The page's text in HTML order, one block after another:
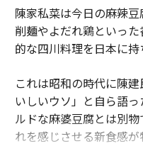
陳家私菜は今日の麻辣
削麺やよだれ鶏といっ
的な四川料理を日本に持
これは昭和の時代に陳
いしいウソ」と自ら語
ルドな麻婆豆腐とは別
れを感じさせる新食感